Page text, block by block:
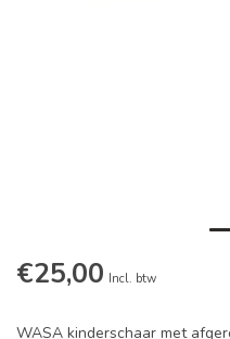
€25,00 Incl. btw
WASA kinderschaar met